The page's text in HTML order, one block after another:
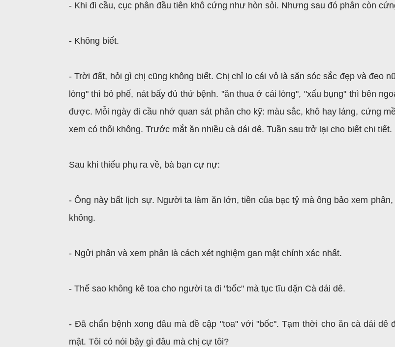
- Khi đi cầu, cục phân đầu tiên khô cứng như hòn sỏi. Nhưng sau đó phân còn
- Không biết.
- Trời đất, hỏi gì chị cũng không biết. Chị chỉ lo cái vỏ là săn sóc sắc đẹp và đeo
lòng" thì bỏ phế, nát bấy đủ thứ bệnh. "ăn thua ở cái lòng", "xấu bụng" thì bên
được. Mỗi ngày đi cầu nhớ quan sát phân cho kỹ: màu sắc, khô hay láng, cứng
xem có thối không. Trước mắt ăn nhiều cà dái dê. Tuần sau trở lại cho biết chi tiết.
Sau khi thiếu phụ ra về, bà bạn cự nự:
- Ông này bất lịch sự. Người ta làm ăn lớn, tiền của bạc tỷ mà ông bảo xem
không.
- Ngửi phân và xem phân là cách xét nghiệm gan mật chính xác nhất.
- Thế sao không kê toa cho người ta đi "bốc" mà tục tĩu dặn Cà dái dê.
- Đã chẩn bệnh xong đâu mà đề cập "toa" với "bốc". Tạm thời cho ăn cà dái dê
mật. Tôi có nói bậy gì đâu mà chị cự tôi?